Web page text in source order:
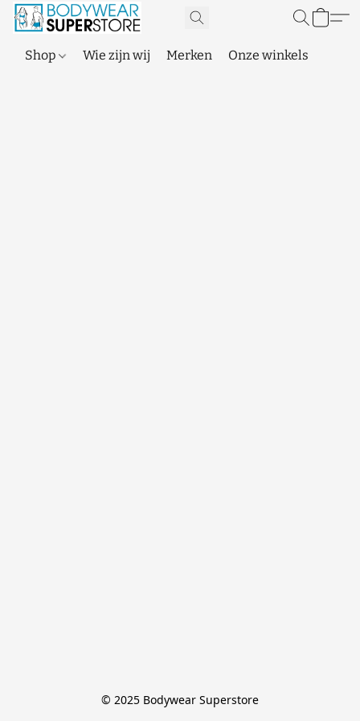
Shop Wie zijn wij Merken Onze winkels
© 2025 Bodywear Superstore